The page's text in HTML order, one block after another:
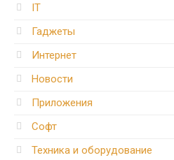
IT
Гаджеты
Интернет
Новости
Приложения
Софт
Техника и оборудование